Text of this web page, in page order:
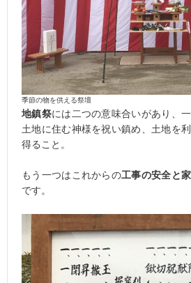
季節の物を供える祭壇
地鎮祭には二つの意味合いがあり、
土地に住む神様を祝い鎮め、土地を
得ること。
もう一つはこれからの工事の安全と
です。